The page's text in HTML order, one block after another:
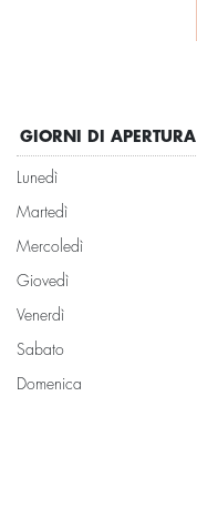
GIORNI DI APERTURA
Lunedì
Martedì
Mercoledì
Giovedì
Venerdì
Sabato
Domenica